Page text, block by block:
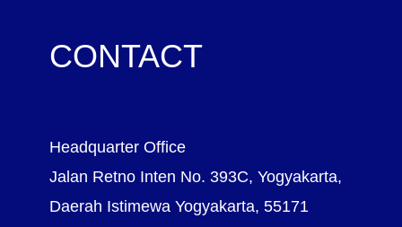
CONTACT
Headquarter Office
Jalan Retno Inten No. 393C, Yogyakarta,
Daerah Istimewa Yogyakarta, 55171